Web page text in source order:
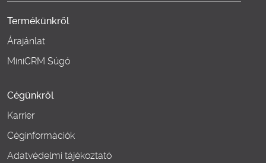
Termékünkről
Árajánlat
MiniCRM Súgó
Cégünkről
Karrier
Céginformációk
Adatvédelmi tájékoztató